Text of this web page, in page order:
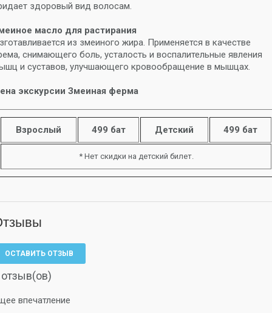
здоровый вид волосам.
масло для растирания
из змеиного жира. Применяется в качестве
снимающего боль, усталость и воспалительные явления
и суставов, улучшающего кровообращение в мышцах.
экскурсии Змеиная ферма
Взрослый 499 бат Детский 499 бат
* Нет скидки на детский билет.
ОСТАВИТЬ ОТЗЫВ
впечатление